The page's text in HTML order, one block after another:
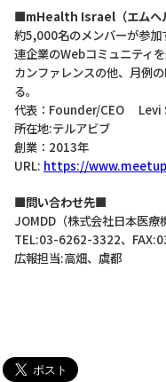
■mHealth Israel（エムヘ
約5,000名のメンバーが参
連企業のWebコミュニティ
カンファレンスの他、月例
る。
代表：Founder/CEO Levi
所在地:テルアビブ
創業：2013年
URL: https://
■問い合わせ先■
JOMDD（株式会社日本医療
TEL:03-6262-3322、
広報担当:高畑、虞都